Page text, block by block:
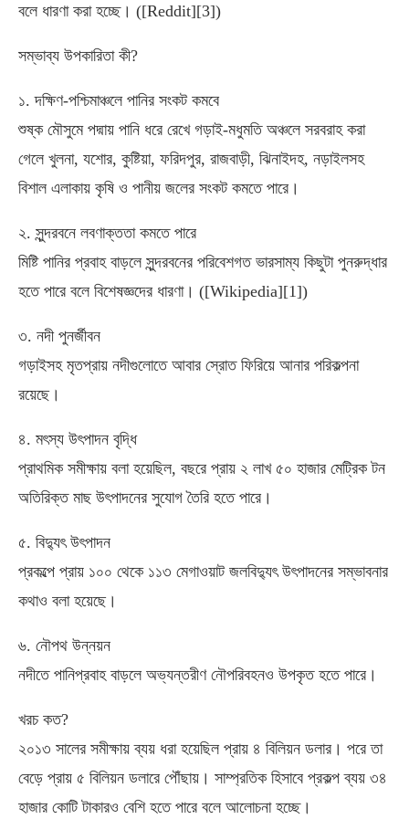
বলে ধারণা করা হচ্ছে। ([Reddit][3])
সম্ভাব্য উপকারিতা কী?
১. দক্ষিণ-পশ্চিমাঞ্চলে পানির সংকট কমবে
শুষ্ক মৌসুমে পদ্মায় পানি ধরে রেখে গড়াই-মধুমতি অঞ্চলে সরবরাহ করা
গেলে খুলনা, যশোর, কুষ্টিয়া, ফরিদপুর, রাজবাড়ী, ঝিনাইদহ, নড়াইলসহ
বিশাল এলাকায় কৃষি ও পানীয় জলের সংকট কমতে পারে।
২. সুন্দরবনে লবণাক্ততা কমতে পারে
মিষ্টি পানির প্রবাহ বাড়লে সুন্দরবনের পরিবেশগত ভারসাম্য কিছুটা পুনরুদ্ধার
হতে পারে বলে বিশেষজ্ঞদের ধারণা। ([Wikipedia][1])
৩. নদী পুনর্জীবন
গড়াইসহ মৃতপ্রায় নদীগুলোতে আবার স্রোত ফিরিয়ে আনার পরিকল্পনা
রয়েছে।
৪. মৎস্য উৎপাদন বৃদ্ধি
প্রাথমিক সমীক্ষায় বলা হয়েছিল, বছরে প্রায় ২ লাখ ৫০ হাজার মেট্রিক টন
অতিরিক্ত মাছ উৎপাদনের সুযোগ তৈরি হতে পারে।
৫. বিদ্যুৎ উৎপাদন
প্রকল্পে প্রায় ১০০ থেকে ১১৩ মেগাওয়াট জলবিদ্যুৎ উৎপাদনের সম্ভাবনার
কথাও বলা হয়েছে।
৬. নৌপথ উন্নয়ন
নদীতে পানিপ্রবাহ বাড়লে অভ্যন্তরীণ নৌপরিবহনও উপকৃত হতে পারে।
খরচ কত?
২০১৩ সালের সমীক্ষায় ব্যয় ধরা হয়েছিল প্রায় ৪ বিলিয়ন ডলার। পরে তা
বেড়ে প্রায় ৫ বিলিয়ন ডলারে পৌঁছায়। সাম্প্রতিক হিসাবে প্রকল্প ব্যয় ৩৪
হাজার কোটি টাকারও বেশি হতে পারে বলে আলোচনা হচ্ছে।